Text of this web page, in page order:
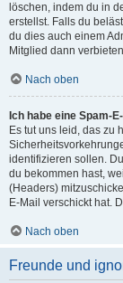
löschen, indem du in
erstellst. Falls du
du dies auch einem
Mitglied dann
Nach oben
Ich habe eine Spam-
Es tut uns leid, das zu
identifizieren sollen.
du bekommen hast,
(Headers)
E-Mail verschickt hat.
Nach oben
Freunde und